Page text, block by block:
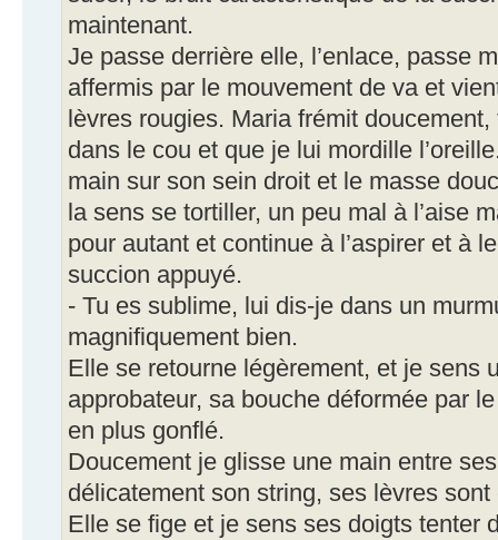
maintenant.
Je passe derrière elle, l’enlace, passe
affermis par le mouvement de va et
lèvres rougies. Maria frémit
dans le cou et que je lui mordille
main sur son sein droit et le masse
la sens se tortiller, un peu mal à l’aise
pour autant et continue à l’aspirer et à
succion appuyé.
- Tu es sublime, lui dis-je dans un
magnifiquement bien.
Elle se retourne légèrement, et je sens
approbateur, sa bouche déformée par
en plus gonflé.
Doucement je glisse une main entre
délicatement son string, ses lèvres
Elle se fige et je sens ses doigts tenter